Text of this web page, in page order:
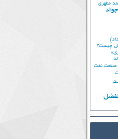
مطهری
صنعت نفت